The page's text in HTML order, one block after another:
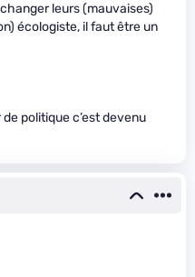
leurs (mauvaises)
écologiste, il faut être un
politique c’est devenu